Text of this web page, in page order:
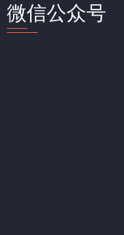
微信公众号